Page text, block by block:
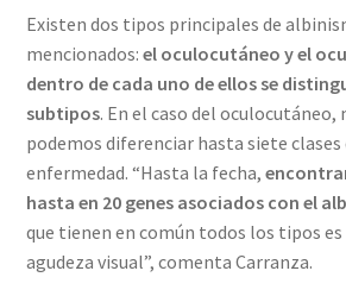
Existen dos tipos principales de
mencionados:el oculocutáneo y el
dentro de cada uno de ellos se
subtipos. En el caso del oculocutáneo,
podemos diferenciar hasta siete clases
enfermedad. “Hasta la fecha,
hasta en 20 genes asociados con el
que tienen en común todos los tipos
agudeza visual”, comenta Carranza.